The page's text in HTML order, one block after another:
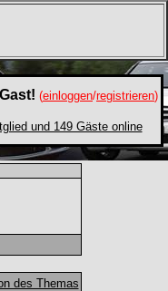
(einloggen/registrieren)
und 149 Gäste online
des Themas